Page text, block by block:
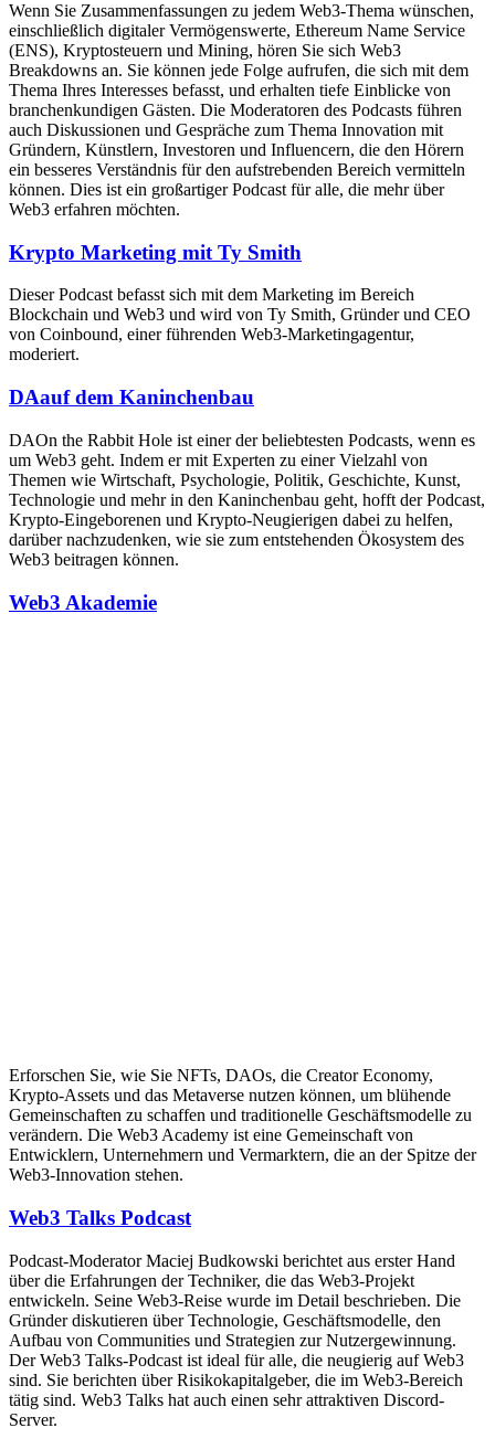
Wenn Sie Zusammenfassungen zu jedem Web3-Thema wünschen,
einschließlich digitaler Vermögenswerte, Ethereum Name Service
(ENS), Kryptosteuern und Mining, hören Sie sich Web3
Breakdowns an. Sie können jede Folge aufrufen, die sich mit dem
Thema Ihres Interesses befasst, und erhalten tiefe Einblicke von
branchenkundigen Gästen. Die Moderatoren des Podcasts führen
auch Diskussionen und Gespräche zum Thema Innovation mit
Gründern, Künstlern, Investoren und Influencern, die den Hörern
ein besseres Verständnis für den aufstrebenden Bereich vermitteln
können. Dies ist ein großartiger Podcast für alle, die mehr über
Web3 erfahren möchten.
Krypto Marketing mit Ty Smith
Dieser Podcast befasst sich mit dem Marketing im Bereich
Blockchain und Web3 und wird von Ty Smith, Gründer und CEO
von Coinbound, einer führenden Web3-Marketingagentur,
moderiert.
DAauf dem Kaninchenbau
DAOn the Rabbit Hole ist einer der beliebtesten Podcasts, wenn es
um Web3 geht. Indem er mit Experten zu einer Vielzahl von
Themen wie Wirtschaft, Psychologie, Politik, Geschichte, Kunst,
Technologie und mehr in den Kaninchenbau geht, hofft der Podcast,
Krypto-Eingeborenen und Krypto-Neugierigen dabei zu helfen,
darüber nachzudenken, wie sie zum entstehenden Ökosystem des
Web3 beitragen können.
Web3 Akademie
Erforschen Sie, wie Sie NFTs, DAOs, die Creator Economy,
Krypto-Assets und das Metaverse nutzen können, um blühende
Gemeinschaften zu schaffen und traditionelle Geschäftsmodelle zu
verändern. Die Web3 Academy ist eine Gemeinschaft von
Entwicklern, Unternehmern und Vermarktern, die an der Spitze der
Web3-Innovation stehen.
Web3 Talks Podcast
Podcast-Moderator Maciej Budkowski berichtet aus erster Hand
über die Erfahrungen der Techniker, die das Web3-Projekt
entwickeln. Seine Web3-Reise wurde im Detail beschrieben. Die
Gründer diskutieren über Technologie, Geschäftsmodelle, den
Aufbau von Communities und Strategien zur Nutzergewinnung.
Der Web3 Talks-Podcast ist ideal für alle, die neugierig auf Web3
sind. Sie berichten über Risikokapitalgeber, die im Web3-Bereich
tätig sind. Web3 Talks hat auch einen sehr attraktiven Discord-
Server.